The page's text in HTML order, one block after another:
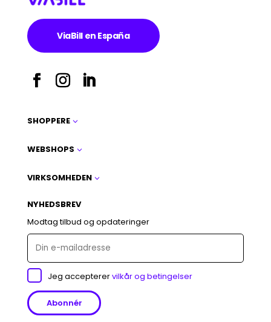
ViaBill en España
SHOPPERE3
WEBSHOPS 3
VIRKSOMHEDEN3
NYHEDSBREV
Modtag tilbud og opdateringer
Jeg accepterervilkår og betingelser